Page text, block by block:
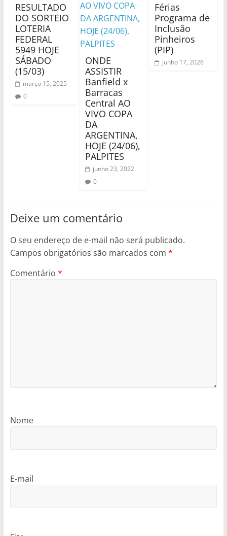
RESULTADO
DO SORTEIO
LOTERIA
FEDERAL
5949 HOJE
SÁBADO
(15/03)
março 15, 2025
0
ONDE
ASSISTIR
Banfield x
Barracas
Central AO
VIVO COPA
DA
ARGENTINA,
HOJE (24/06),
PALPITES
junho 23, 2022
0
Férias
Programa de
Inclusão
Pinheiros
(PIP)
junho 17, 2026
Deixe um comentário
O seu endereço de e-mail não será publicado.
Campos obrigatórios são marcados com *
Comentário *
Nome
E-mail